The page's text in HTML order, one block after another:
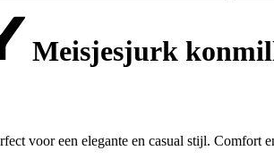
Meisjesjurk
voor een elegante en casual stijl. Comfort